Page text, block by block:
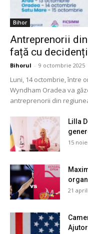
Bihor
Antreprenorii
față cu
Bihorul - 9 octombrie 2025
Luni, 14 octombrie, între
Wyndham Oradea va
antreprenorii din
Lilla
15
21